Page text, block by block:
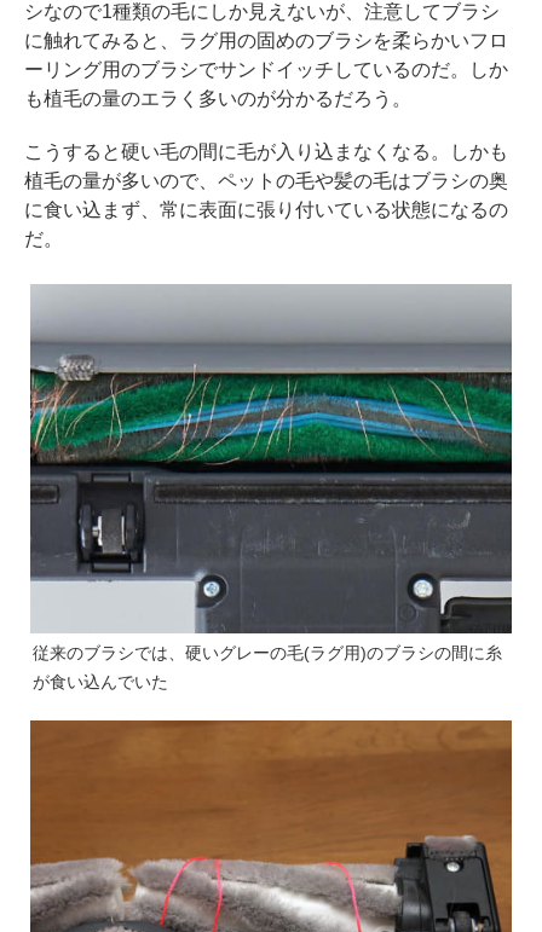
シなので1種類の毛にしか見えないが、注意してブラシ
に触れてみると、ラグ用の固めのブラシを柔らかいフロ
ーリング用のブラシでサンドイッチしているのだ。しか
も植毛の量のエラく多いのが分かるだろう。
こうすると硬い毛の間に毛が入り込まなくなる。しかも
植毛の量が多いので、ペットの毛や髪の毛はブラシの奥
に食い込まず、常に表面に張り付いている状態になるの
だ。
従来のブラシでは、硬いグレーの毛(ラグ用)のブラシの間に糸
が食い込んでいた